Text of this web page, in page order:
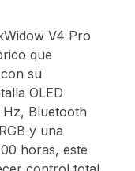
V4 Pro
que
su
OLED
Hz, Bluetooth
y una
horas, este